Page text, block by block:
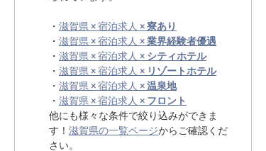
・ 滋賀県 × 宿泊求人 ×寮あり
・ 滋賀県 × 宿泊求人 ×業界経験者優遇
・ 滋賀県 × 宿泊求人 × シティホテル
・ 滋賀県 × 宿泊求人 × リゾートホテル
・ 滋賀県 × 宿泊求人 ×温泉地
・ 滋賀県 × 宿泊求人 × フロント
他にも様々な条件で絞り込みができま
す！ 滋賀県の一覧ページからご確認くだ
さい。